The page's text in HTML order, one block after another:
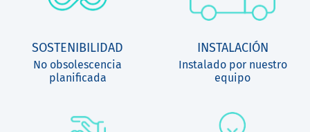
SOSTENIBILIDAD
No obsolescencia
planificada
INSTALACIÓN
Instalado por nuestro
equipo